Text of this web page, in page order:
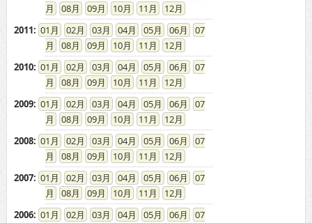
08
09 10 11
12
2011: 01 02 03 04 05 06
07
08
09 10 11
12
2010: 01 02 03 04 05 06
07
08
09 10 11
12
2009: 01 02 03 04 05 06
07
08
09 10 11
12
2008: 01 02 03 04 05 06
07
08
09 10 11
12
2007: 01 02 03 04 05 06
07
08
09 10 11
12
2006: 01 02 03 04 05 06
07